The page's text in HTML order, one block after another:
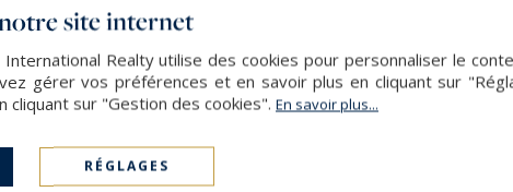
site internet
Realty utilise des cookies pour personnaliser le
gérer vos préférences et en savoir plus en cliquant sur
cliquant sur "Gestion des cookies". En savoir plus...
RÉGLAGES